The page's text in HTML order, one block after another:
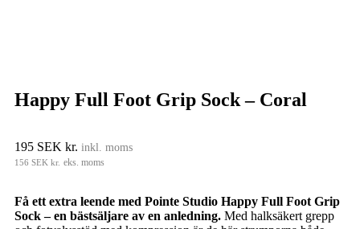
Happy Full Foot Grip Sock – Coral
195 SEK kr. inkl. moms
156 SEK kr. eks. moms
Få ett extra leende med Pointe Studio Happy Full Foot Grip
Sock – en bästsäljare av en anledning. Med halksäkert grepp